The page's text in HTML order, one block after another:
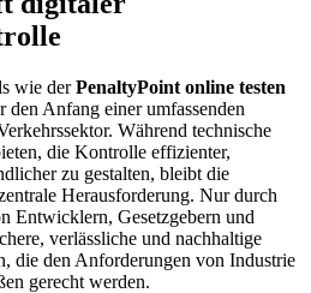
wie derPenaltyPoint online testen
den Anfang einer umfassenden
Während technische
die Kontrolle effizienter,
zu gestalten, bleibt die
Herausforderung. Nur durch
Entwicklern, Gesetzgebern und
verlässliche und nachhaltige
die den Anforderungen von Industrie
gerecht werden.